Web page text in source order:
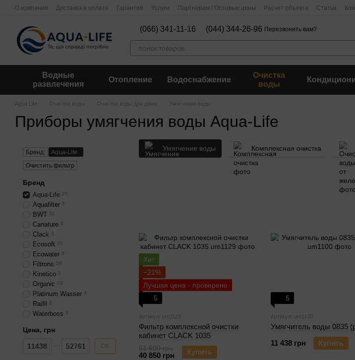
Перейти к основному контенту
О компании Доставка и оплата Гарантии Услуги Партнерам / Оптовые цены Расчет объекта Статьи
(066) 341-11-16 (044) 344-26-96 Перезвонить вам?
Водные
развлечения
Отопление Водоснабжение
Очистка
воды
Aqua Life Очистка воды Очистка воды для дома Умягчение воды
Приборы умягчения воды Aqua-Life
Умягчение воды Комплексная очистка
Хит
−21%
Лучшая цена - проверено
5
Артикул: um1129
Фильтр комплексной очистки
кабинет CLACK 1035
51 600 грн
40 850 грн Купить
5
Артикул: um1100
Умягчитель воды 0835
11 438 грн
Купить
Бренд:
Aqua-Life
Очистить фильтр
Бренд
Aqua-Life 20
Aquafilter 2
BWT 32
Canature 8
Clack 4
Ecosoft 35
Ecowater 6
Filtrons 59
Kinetico 3
Organic 19
Platinum Wasser 4
Raifil 8
Waterboss 3
Цена, грн
От Цена, грн
До Цена, грн OK